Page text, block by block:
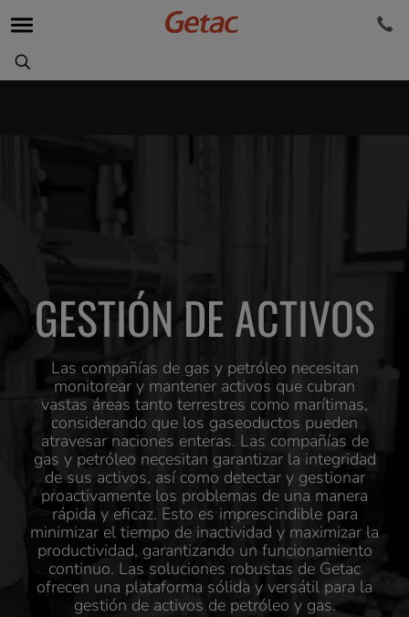
GESTIÓN DE ACTIVOS
Las compañías de gas y petróleo necesitan
monitorear y mantener activos que cubran
vastas áreas tanto terrestres como marítimas,
considerando que los gaseoductos pueden
atravesar naciones enteras. Las compañías de
gas y petróleo necesitan garantizar la integridad
de sus activos, así como detectar y gestionar
proactivamente los problemas de una manera
rápida y eficaz. Esto es imprescindible para
minimizar el tiempo de inactividad y maximizar la
productividad, garantizando un funcionamiento
continuo. Las soluciones robustas de Getac
ofrecen una plataforma sólida y versátil para la
gestión de activos de petróleo y gas.